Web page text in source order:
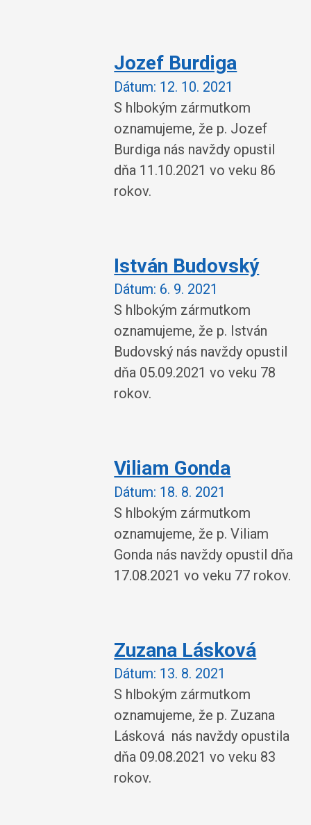
Jozef Burdiga
Dátum: 12. 10. 2021
S hlbokým zármutkom
oznamujeme, že p. Jozef
Burdiga nás navždy opustil
dňa 11.10.2021 vo veku 86
rokov.
István Budovský
Dátum: 6. 9. 2021
S hlbokým zármutkom
oznamujeme, že p. István
Budovský nás navždy opustil
dňa 05.09.2021 vo veku 78
rokov.
Viliam Gonda
Dátum: 18. 8. 2021
S hlbokým zármutkom
oznamujeme, že p. Viliam
Gonda nás navždy opustil dňa
17.08.2021 vo veku 77 rokov.
Zuzana Lásková
Dátum: 13. 8. 2021
S hlbokým zármutkom
oznamujeme, že p. Zuzana
Lásková nás navždy opustila
dňa 09.08.2021 vo veku 83
rokov.